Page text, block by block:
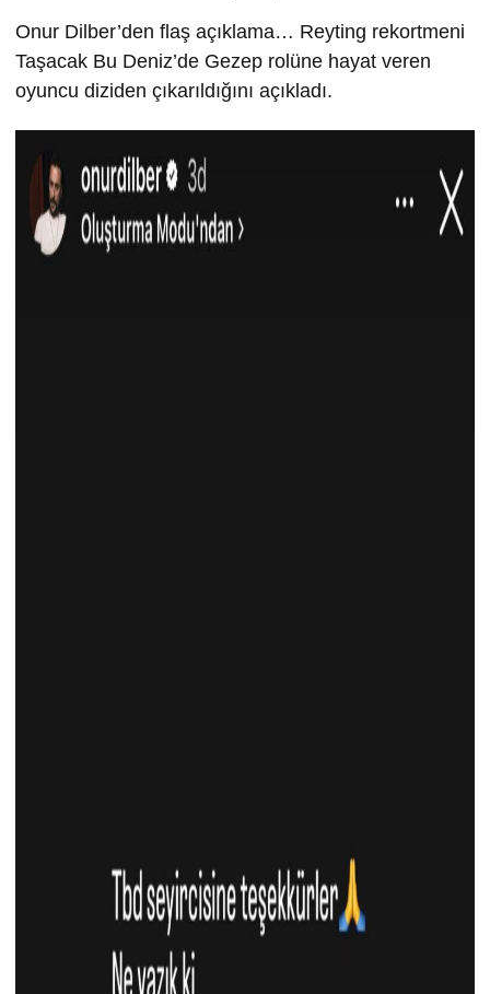
Onur Dilber’den flaş açıklama… Reyting rekortmeni
Taşacak Bu Deniz’de Gezep rolüne hayat veren
oyuncu diziden çıkarıldığını açıkladı.